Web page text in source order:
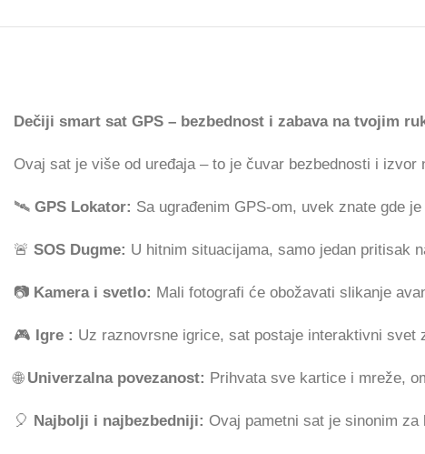
Dečiji smart sat GPS – bezbednost i zabava na tvojim
Ovaj sat je više od uređaja – to je čuvar bezbednosti i izvor
🛰️ GPS Lokator: Sa ugrađenim GPS-om, uvek znate gde
🚨 SOS Dugme: U hitnim situacijama, samo jedan pritisak
📷 Kamera i svetlo: Mali fotografi će obožavati slikanje
🎮 Igre : Uz raznovrsne igrice, sat postaje interaktivni
🌐 Univerzalna povezanost: Prihvata sve kartice i mreže,
🎈 Najbolji i najbezbedniji: Ovaj pametni sat je sinonim